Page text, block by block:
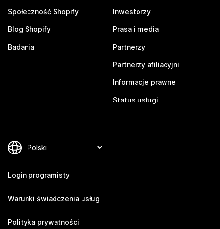
Społeczność Shopify
Blog Shopify
Badania
Inwestorzy
Prasa i media
Partnerzy
Partnerzy afiliacyjni
Informacje prawne
Status usługi
Login programisty
Warunki świadczenia usług
Polityka prywatności